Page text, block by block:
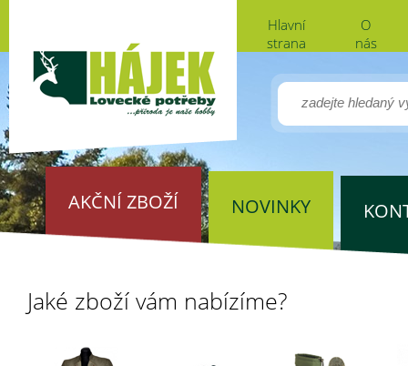
Hlavní
strana
O
nás
AKČNÍ ZBOŽÍ NOVINKY
Jaké zboží vám nabízíme?